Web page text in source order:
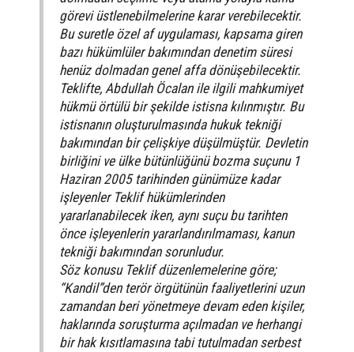
görevi üstlenebilmelerine karar verebilecektir.
Bu suretle özel af uygulaması, kapsama giren
bazı hükümlüler bakımından denetim süresi
henüz dolmadan genel affa dönüşebilecektir.
Teklifte, Abdullah Öcalan ile ilgili mahkumiyet
hükmü örtülü bir şekilde istisna kılınmıştır. Bu
istisnanın oluşturulmasında hukuk tekniği
bakımından bir çelişkiye düşülmüştür. Devletin
birliğini ve ülke bütünlüğünü bozma suçunu 1
Haziran 2005 tarihinden günümüze kadar
işleyenler Teklif hükümlerinden
yararlanabilecek iken, aynı suçu bu tarihten
önce işleyenlerin yararlandırılmaması, kanun
tekniği bakımından sorunludur.
Söz konusu Teklif düzenlemelerine göre;
“Kandil”den terör örgütünün faaliyetlerini uzun
zamandan beri yönetmeye devam eden kişiler,
haklarında soruşturma açılmadan ve herhangi
bir hak kısıtlamasına tabi tutulmadan serbest